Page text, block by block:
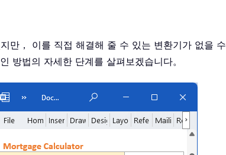
만， 이를 직접 해결해 줄 수 있는 변환기가 없을 수
방법의 자세한 단계를 살펴보겠습니다。